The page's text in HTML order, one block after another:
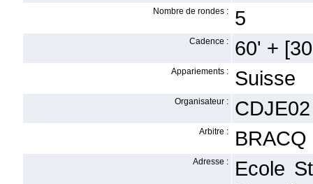
Nombre de rondes : 5
Cadence : 60' +
Appariements : Suisse
Organisateur : CDJE02
Arbitre :
Adresse :
Ecole